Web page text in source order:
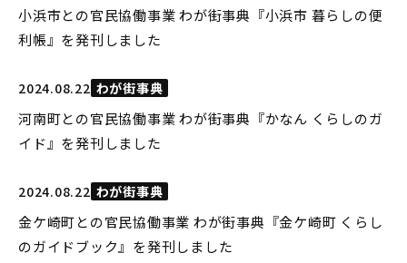
小浜市との官民協働事業 わが街事典『小浜市 暮らしの便
利帳』を発刊しました
2024.08.22 わが街事典
河南町との官民協働事業 わが街事典『かなん くらしのガ
イド』を発刊しました
2024.08.22 わが街事典
金ケ崎町との官民協働事業 わが街事典『金ケ崎町 くらし
のガイドブック』を発刊しました